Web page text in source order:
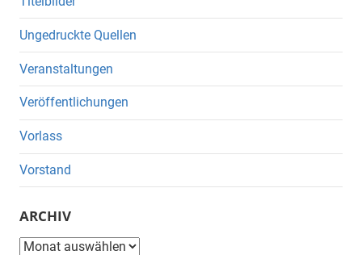
Ungedruckte Quellen
Veranstaltungen
Veröffentlichungen
Vorlass
Vorstand
ARCHIV
Archiv